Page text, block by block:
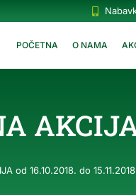
POČETNA O NAMA
AKCIJA
od 16.10.2018. do